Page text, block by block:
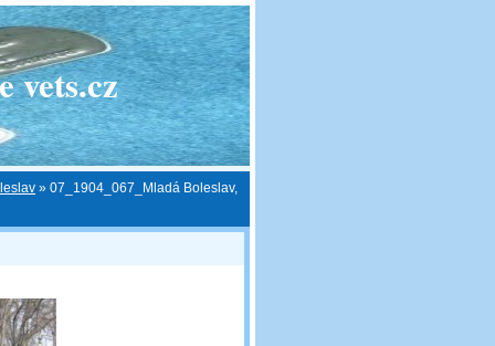
vets.cz
» 07_1904_067_Mladá Boleslav,